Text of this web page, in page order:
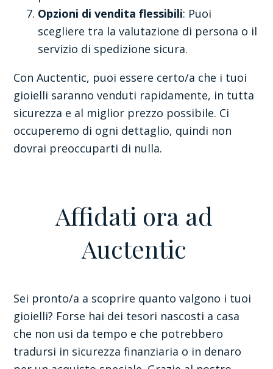
Opzioni di vendita flessibili: Puoi
scegliere tra la valutazione di persona o il
servizio di spedizione sicura.
Con Auctentic, puoi essere certo/a che i tuoi
gioielli saranno venduti rapidamente, in tutta
sicurezza e al miglior prezzo possibile. Ci
occuperemo di ogni dettaglio, quindi non
dovrai preoccuparti di nulla.
Affidati ora ad
Auctentic
Sei pronto/a a scoprire quanto valgono i tuoi
gioielli? Forse hai dei tesori nascosti a casa
che non usi da tempo e che potrebbero
tradursi in sicurezza finanziaria o in denaro